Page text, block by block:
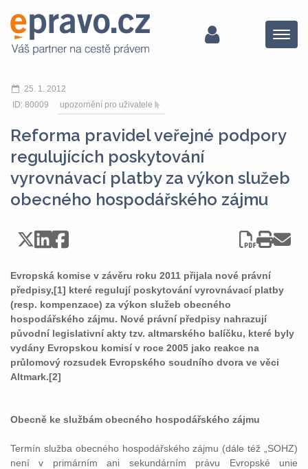
Menu
25. 1. 2012
ID: 80009
upozornění pro uživatele
Reforma pravidel veřejné podpory
regulujících poskytování
vyrovnávací platby za výkon služeb
obecného hospodářského zájmu
Evropská komise v závěru roku 2011 přijala nové právní
předpisy,[1] které regulují poskytování vyrovnávací platby
(resp. kompenzace) za výkon služeb obecného
hospodářského zájmu. Nové právní předpisy nahrazují
původní legislativní akty tzv. altmarského balíčku, které byly
vydány Evropskou komisí v roce 2005 jako reakce na
průlomový rozsudek Evropského soudního dvora ve věci
Altmark.[2]
Obecně ke službám obecného hospodářského zájmu
Termín služba obecného hospodářského zájmu (dále též „SOHZ)
není v primárním ani sekundárním právu Evropské unie